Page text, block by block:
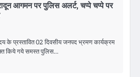
आगमन पर पुलिस अलर्ट, चप्पे चप्पे पर
के प्रस्तावित 02 दिवसीय जनपद भ्रमण कार्यक्रम
किये गये समस्त पुलिस…